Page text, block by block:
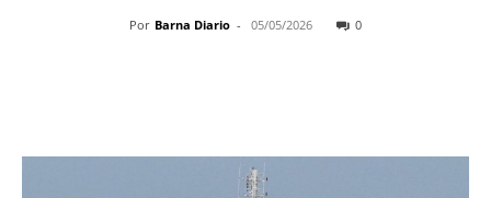
Por Barna Diario - 05/05/2026 0